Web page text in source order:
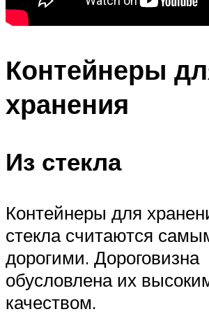
Контейнеры
хранения
Из стекла
Контейнеры для
стекла считаются
дорогими. Дороговизна
обусловлена их
качеством.